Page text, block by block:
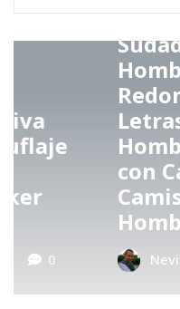
Sudadera
Redondo
Letras de
Hombre
con
Camisa de